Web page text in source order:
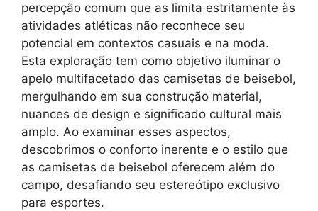
percepção comum que as limita estritamente às
atividades atléticas não reconhece seu
potencial em contextos casuais e na moda.
Esta exploração tem como objetivo iluminar o
apelo multifacetado das camisetas de beisebol,
mergulhando em sua construção material,
nuances de design e significado cultural mais
amplo. Ao examinar esses aspectos,
descobrimos o conforto inerente e o estilo que
as camisetas de beisebol oferecem além do
campo, desafiando seu estereótipo exclusivo
para esportes.